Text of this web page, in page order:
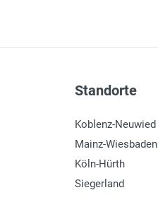
Standorte
Koblenz-Neuwied
Mainz-Wiesbaden
Köln-Hürth
Siegerland